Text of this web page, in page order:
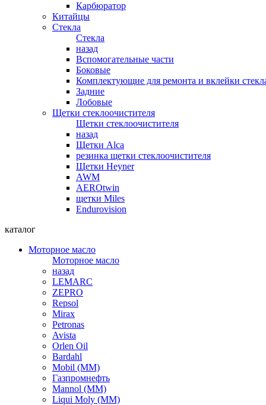
Карбюратор
Китайцы
Стекла
Стекла
назад
Вспомогательные части
Боковые
Комплектующие для ремонта и вклейки
Задние
Лобовые
Щетки стеклоочистителя
Щетки стеклоочистителя
назад
Щетки Alca
резинка щетки стеклоочистителя
Щетки Heyner
AWM
AEROtwin
щетки Miles
Endurovision
каталог
Моторное масло
Моторное масло
назад
LEMARC
ZEPRO
Repsol
Mirax
Petronas
Avista
Orlen Oil
Bardahl
Mobil (ММ)
Газпромнефть
Mannol (ММ)
Liqui Moly (ММ)